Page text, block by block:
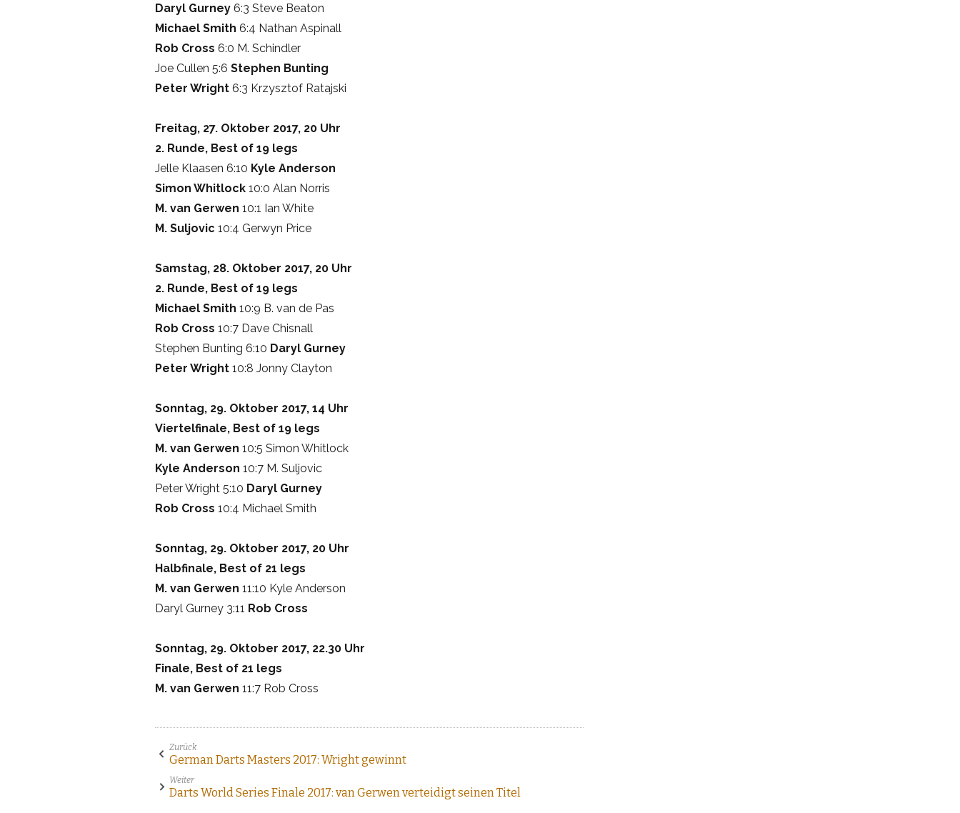
Daryl Gurney 6:3 Steve Beaton
Michael Smith 6:4 Nathan Aspinall
Rob Cross 6:0 M. Schindler
Joe Cullen 5:6 Stephen Bunting
Peter Wright 6:3 Krzysztof Ratajski
Freitag, 27. Oktober 2017, 20 Uhr
2. Runde, Best of 19 legs
Jelle Klaasen 6:10 Kyle Anderson
Simon Whitlock 10:0 Alan Norris
M. van Gerwen 10:1 Ian White
M. Suljovic 10:4 Gerwyn Price
Samstag, 28. Oktober 2017, 20 Uhr
2. Runde, Best of 19 legs
Michael Smith 10:9 B. van de Pas
Rob Cross 10:7 Dave Chisnall
Stephen Bunting 6:10 Daryl Gurney
Peter Wright 10:8 Jonny Clayton
Sonntag, 29. Oktober 2017, 14 Uhr
Viertelfinale, Best of 19 legs
M. van Gerwen 10:5 Simon Whitlock
Kyle Anderson 10:7 M. Suljovic
Peter Wright 5:10 Daryl Gurney
Rob Cross 10:4 Michael Smith
Sonntag, 29. Oktober 2017, 20 Uhr
Halbfinale, Best of 21 legs
M. van Gerwen 11:10 Kyle Anderson
Daryl Gurney 3:11 Rob Cross
Sonntag, 29. Oktober 2017, 22.30 Uhr
Finale, Best of 21 legs
M. van Gerwen 11:7 Rob Cross
Zurück
German Darts Masters 2017: Wright gewinnt
Weiter
Darts World Series Finale 2017: van Gerwen verteidigt seinen Titel